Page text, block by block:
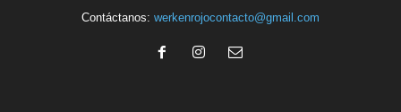
Contáctanos: werkenrojocontacto@gmail.com